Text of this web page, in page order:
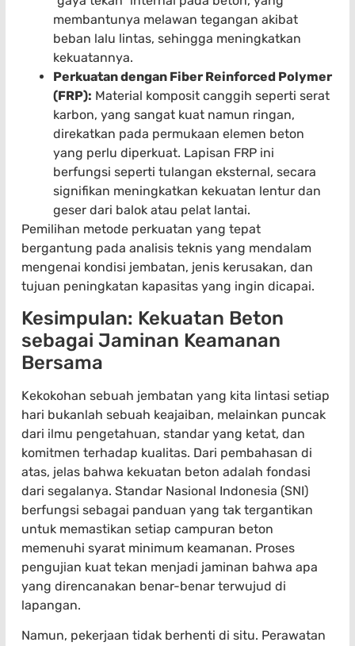
membantunya melawan tegangan akibat
beban lalu lintas, sehingga meningkatkan
kekuatannya.
Perkuatan dengan Fiber Reinforced Polymer
(FRP): Material komposit canggih seperti serat
karbon, yang sangat kuat namun ringan,
direkatkan pada permukaan elemen beton
yang perlu diperkuat. Lapisan FRP ini
berfungsi seperti tulangan eksternal, secara
signifikan meningkatkan kekuatan lentur dan
geser dari balok atau pelat lantai.
Pemilihan metode perkuatan yang tepat
bergantung pada analisis teknis yang mendalam
mengenai kondisi jembatan, jenis kerusakan, dan
tujuan peningkatan kapasitas yang ingin dicapai.
Kesimpulan: Kekuatan Beton
sebagai Jaminan Keamanan
Bersama
Kekokohan sebuah jembatan yang kita lintasi setiap
hari bukanlah sebuah keajaiban, melainkan puncak
dari ilmu pengetahuan, standar yang ketat, dan
komitmen terhadap kualitas. Dari pembahasan di
atas, jelas bahwa kekuatan beton adalah fondasi
dari segalanya. Standar Nasional Indonesia (SNI)
berfungsi sebagai panduan yang tak tergantikan
untuk memastikan setiap campuran beton
memenuhi syarat minimum keamanan. Proses
pengujian kuat tekan menjadi jaminan bahwa apa
yang direncanakan benar-benar terwujud di
lapangan.
Namun, pekerjaan tidak berhenti di situ. Perawatan